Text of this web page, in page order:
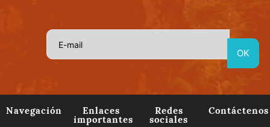
Navegación Enlaces
importantes
Redes
sociales
Contáctenos